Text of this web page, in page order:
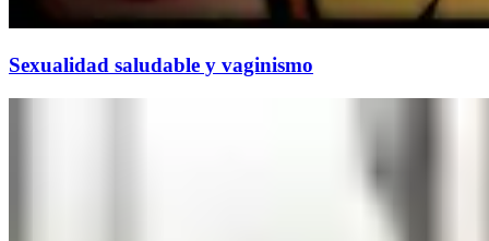
Sexualidad saludable y vaginismo